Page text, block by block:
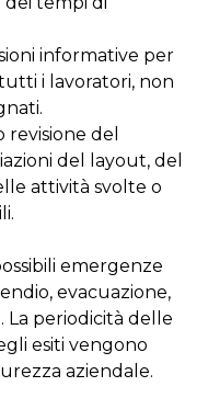
informative per
i lavoratori, non
del
del layout, del
attività svolte o
emergenze
evacuazione,
La periodicità delle
esiti vengono
aziendale.